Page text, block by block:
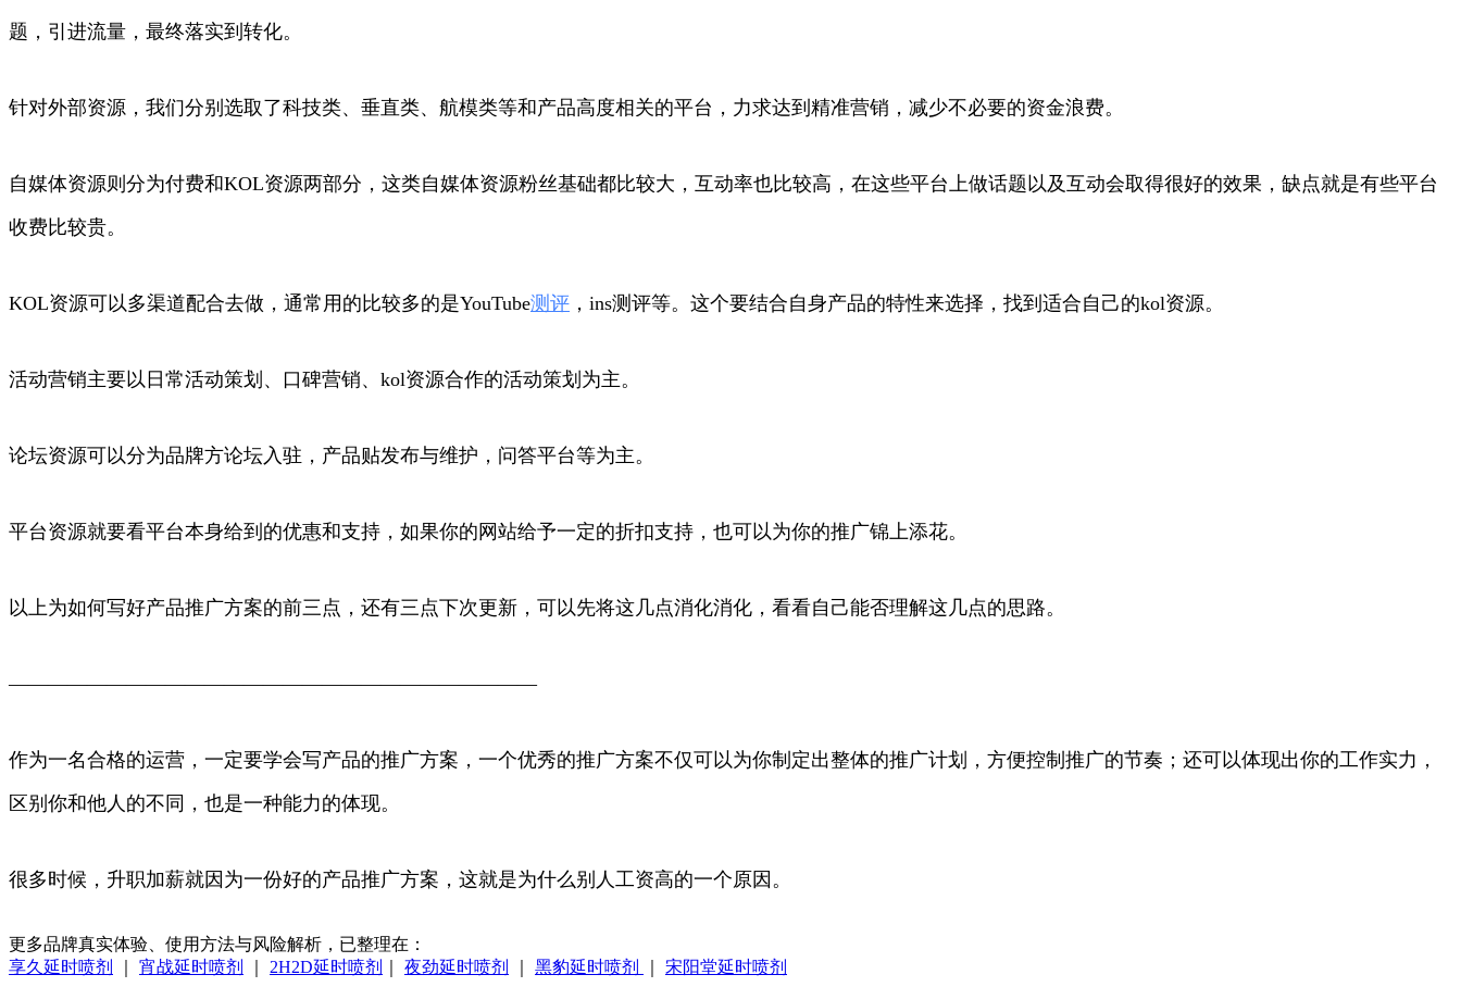
题，引进流量，最终落实到转化。
针对外部资源，我们分别选取了科技类、垂直类、航模类等和产品高度相关的平台，力求达到精准营销，减少不必要的资金浪费。
自媒体资源则分为付费和KOL资源两部分，这类自媒体资源粉丝基础都比较大，互动率也比较高，在这些平台上做话题以及互动会取得很好的效果，缺点就是有些平台
收费比较贵。
KOL资源可以多渠道配合去做，通常用的比较多的是YouTube测评 ，ins测评等。这个要结合自身产品的特性来选择，找到适合自己的kol资源。
活动营销主要以日常活动策划、口碑营销、kol资源合作的活动策划为主。
论坛资源可以分为品牌方论坛入驻，产品贴发布与维护，问答平台等为主。
平台资源就要看平台本身给到的优惠和支持，如果你的网站给予一定的折扣支持，也可以为你的推广锦上添花。
以上为如何写好产品推广方案的前三点，还有三点下次更新，可以先将这几点消化消化，看看自己能否理解这几点的思路。
———————————————————————————
作为一名合格的运营，一定要学会写产品的推广方案，一个优秀的推广方案不仅可以为你制定出整体的推广计划，方便控制推广的节奏；还可以体现出你的工作实力，
区别你和他人的不同，也是一种能力的体现。
很多时候，升职加薪就因为一份好的产品推广方案，这就是为什么别人工资高的一个原因。
更多品牌真实体验、使用方法与风险解析，已整理在：
享久延时喷剂
宵战延时喷剂 2H2D延时喷剂 夜劲延时喷剂 黑豹延时喷剂 宋阳堂延时喷剂